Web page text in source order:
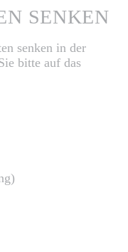
SENKEN
senken in der
bitte auf das